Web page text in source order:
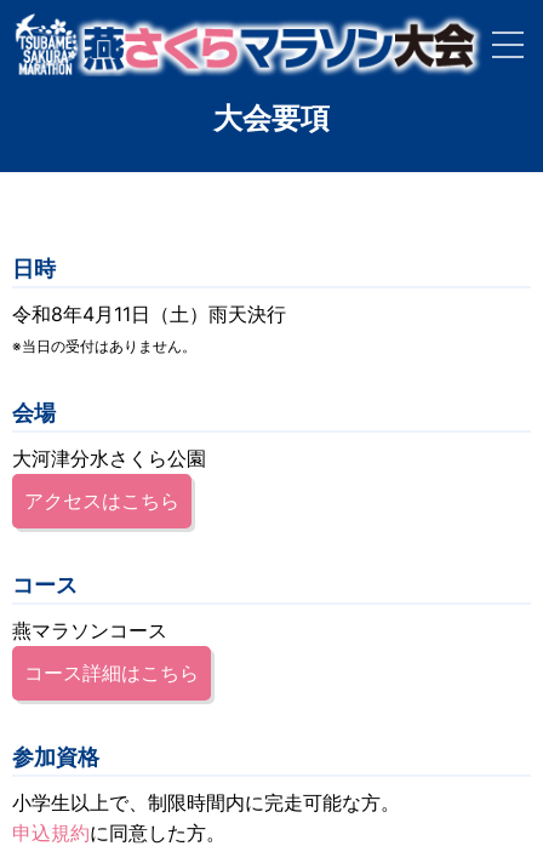
大会要項
日時
令和8年4月11日（土）雨天決行
※当日の受付はありません。
会場
大河津分水さくら公園
アクセスはこちら
コース
燕マラソンコース
コース詳細はこちら
参加資格
小学生以上で、制限時間内に完走可能な方。
申込規約に同意した方。